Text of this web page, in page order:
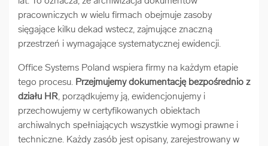
pracowniczych w wielu firmach obejmuje zasoby
sięgające kilku dekad wstecz, zajmujące znaczną
przestrzeń i wymagające systematycznej ewidencji.
Office Systems Poland wspiera firmy na każdym etapie
tego procesu. Przejmujemy dokumentację bezpośrednio z
działu HR, porządkujemy ją, ewidencjonujemy i
przechowujemy w certyfikowanych obiektach
archiwalnych spełniających wszystkie wymogi prawne i
techniczne. Każdy zasób jest opisany, zarejestrowany w